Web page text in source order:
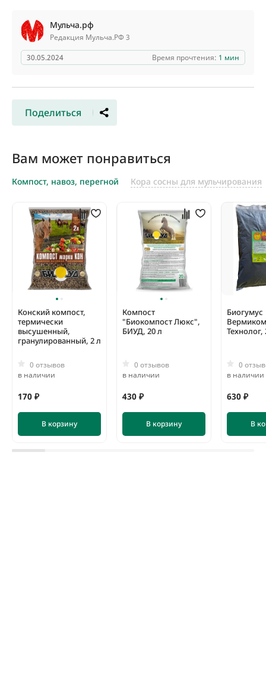
Мульча.рф
Редакция Мульча.РФ 3
30.05.2024
Время прочтения: 1 мин
Поделиться
Вам может понравиться
Компост, навоз, перегной Кора сосны для мульчирования
Конский компост,
термически
высушенный,
гранулированный, 2 л
0 отзывов
в наличии
170 ₽
В корзину
Компост
"Биокомпост Люкс",
БИУД, 20 л
0 отзывов
в наличии
430 ₽
В корзину
Биогумус
Технолог,
0
в наличии
630 ₽
В